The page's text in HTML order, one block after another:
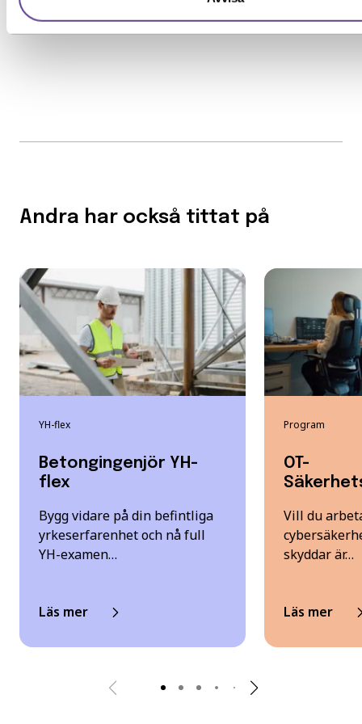
Andra har också tittat på
YH-flex
Betongingenjör YH-
flex
Bygg vidare på din befintliga
yrkeserfarenhet och nå full
YH-examen…
Läs mer
Program
OT-
Vill du
skyddar är…
Läs mer